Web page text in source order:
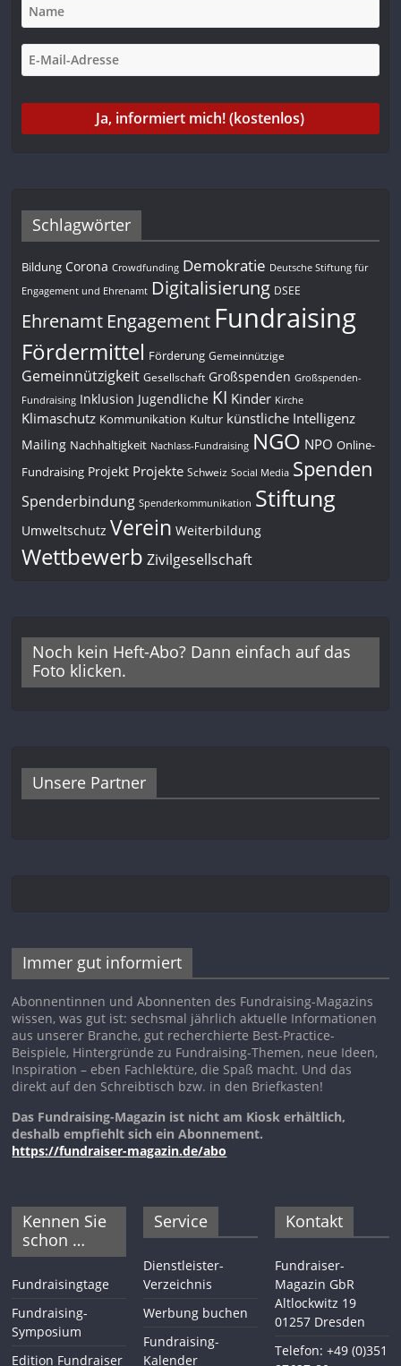
Schlagwörter
Bildung Corona Crowdfunding Demokratie Deutsche Stiftung für
Engagement und Ehrenamt Digitalisierung DSEE
Ehrenamt Engagement Fundraising
Fördermittel Förderung Gemeinnützige
Gemeinnützigkeit Gesellschaft Großspenden Großspenden-
Fundraising Inklusion Jugendliche KI Kinder Kirche
Klimaschutz Kommunikation Kultur künstliche Intelligenz
Mailing Nachhaltigkeit Nachlass-Fundraising NGO NPO Online-
Fundraising Projekt Projekte Schweiz Social Media Spenden
Spenderbindung Spenderkommunikation Stiftung
Umweltschutz Verein Weiterbildung
Wettbewerb Zivilgesellschaft
Noch kein Heft-Abo? Dann einfach auf das
Foto klicken.
Unsere Partner
Immer gut informiert
Abonnentinnen und Abonnenten des Fundraising-Magazins
wissen, was gut ist: sechsmal jährlich aktuelle Informationen
aus unserer Branche, gut recherchierte Best-Practice-
Beispiele, Hintergründe zu Fundraising-Themen, neue Ideen,
Inspiration – eben Fachlektüre, die Spaß macht. Und das
direkt auf den Schreibtisch bzw. in den Briefkasten!
Das Fundraising-Magazin ist nicht am Kiosk erhältlich,
deshalb empfiehlt sich ein Abonnement.
https://fundraiser-magazin.de/abo
Kennen Sie
schon …
Fundraisingtage
Fundraising-
Symposium
Edition Fundraiser
Service
Dienstleister-
Verzeichnis
Werbung buchen
Fundraising-
Kalender
Kontakt
Fundraiser-
Magazin GbR
Altlockwitz 19
01257 Dresden
Telefon: +49 (0)351